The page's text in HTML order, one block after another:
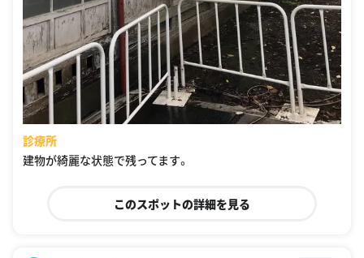
診療所
建物が綺麗な状態で残ってます。
このスポットの詳細を見る